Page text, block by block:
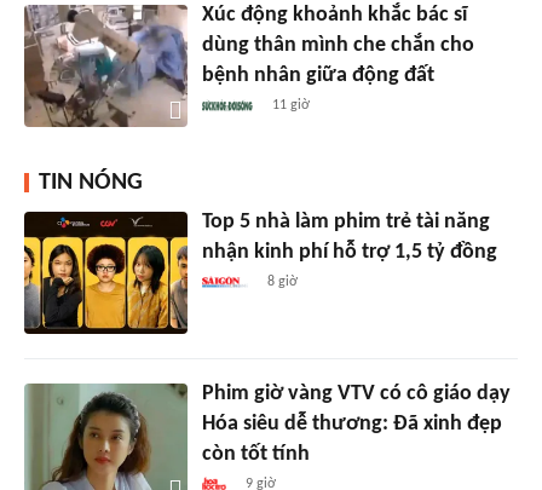
Xúc động khoảnh khắc bác sĩ
dùng thân mình che chắn cho
bệnh nhân giữa động đất
11 giờ
TIN NÓNG
Top 5 nhà làm phim trẻ tài năng
nhận kinh phí hỗ trợ 1,5 tỷ đồng
8 giờ
Phim giờ vàng VTV có cô giáo dạy
Hóa siêu dễ thương: Đã xinh đẹp
còn tốt tính
9 giờ